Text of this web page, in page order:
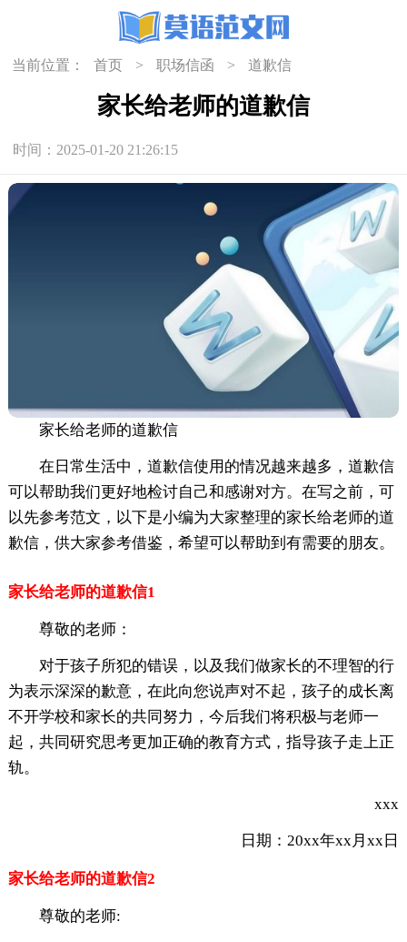
当前位置： 首页 > 职场信函 > 道歉信
家长给老师的道歉信
时间：2025-01-20 21:26:15
家长给老师的道歉信
在日常生活中，道歉信使用的情况越来越多，道歉信
可以帮助我们更好地检讨自己和感谢对方。在写之前，可
以先参考范文，以下是小编为大家整理的家长给老师的道
歉信，供大家参考借鉴，希望可以帮助到有需要的朋友。
家长给老师的道歉信1
尊敬的老师：
对于孩子所犯的错误，以及我们做家长的不理智的行
为表示深深的歉意，在此向您说声对不起，孩子的成长离
不开学校和家长的共同努力，今后我们将积极与老师一
起，共同研究思考更加正确的教育方式，指导孩子走上正
轨。
xxx
日期：20xx年xx月xx日
家长给老师的道歉信2
尊敬的老师: